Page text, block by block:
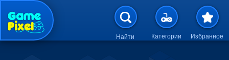
Перейти к основному
Найти Категории Избранное